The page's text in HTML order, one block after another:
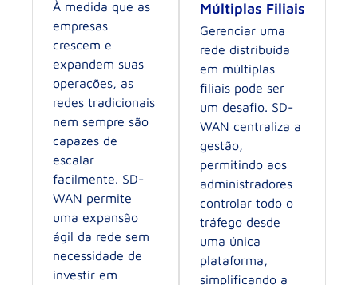
À medida que as
empresas
crescem e
expandem suas
operações, as
redes tradicionais
nem sempre são
capazes de
escalar
facilmente. SD-
WAN permite
uma expansão
ágil da rede sem
necessidade de
investir em
Múltiplas Filiais
Gerenciar uma
rede distribuída
em múltiplas
filiais pode ser
um desafio. SD-
WAN centraliza a
gestão,
permitindo aos
administradores
controlar todo o
tráfego desde
uma única
plataforma,
simplificando a